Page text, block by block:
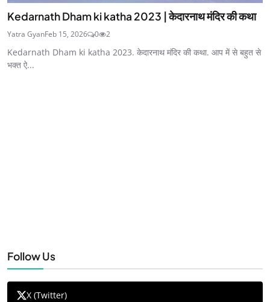
Kedarnath Dham ki katha 2023 | केदारनाथ मंदिर की कथा
Yatra GyanFeb 15, 2026 0 2
Kedarnath Dham ki katha 2023. केदारनाथ मंदिर की कथा. आप में से बहुत से
भक्त ऐ...
Follow Us
X (Twitter)